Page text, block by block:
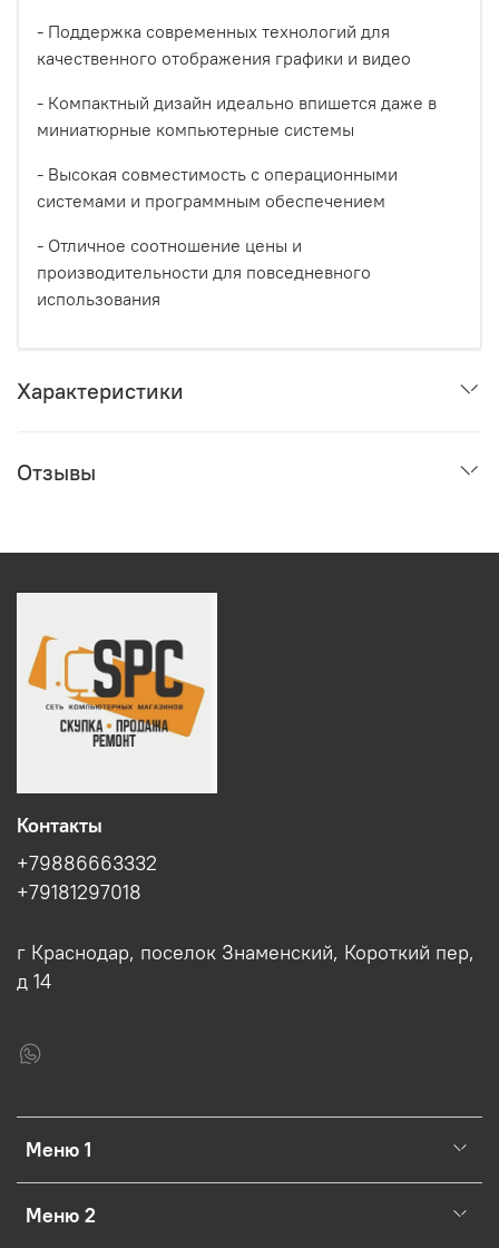
- Поддержка современных технологий для
качественного отображения графики и видео
- Компактный дизайн идеально впишется даже в
миниатюрные компьютерные системы
- Высокая совместимость с операционными
системами и программным обеспечением
- Отличное соотношение цены и
производительности для повседневного
использования
Характеристики
Отзывы
Меню 1
Меню 2
Контакты
+79886663332
+79181297018
г Краснодар, поселок Знаменский, Короткий пер,
д 14